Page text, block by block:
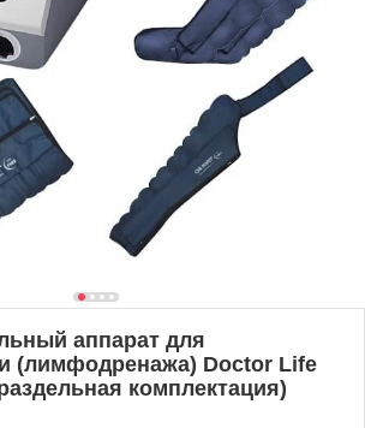
аппарат для
(лимфодренажа) Doctor Life
комплектация)